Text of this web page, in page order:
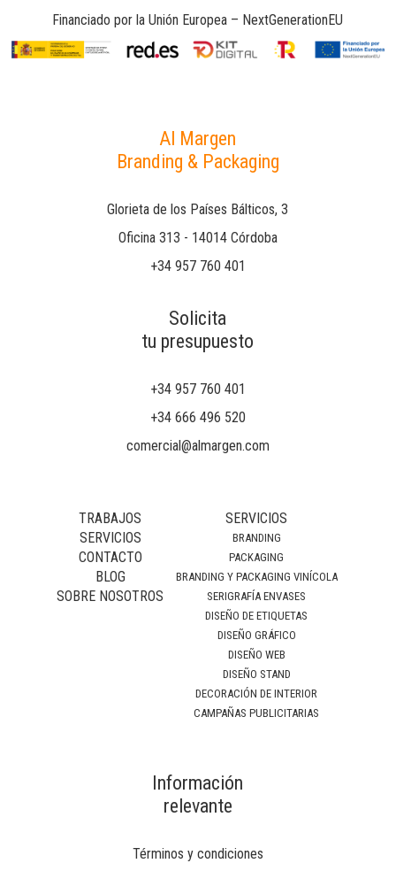
Financiado por la Unión Europea – NextGenerationEU
Al Margen
Branding & Packaging
Glorieta de los Países Bálticos, 3
Oficina 313 - 14014 Córdoba
+34 957 760 401
Solicita
tu presupuesto
+34 957 760 401
+34 666 496 520
comercial@almargen.com
TRABAJOS
SERVICIOS
CONTACTO
BLOG
SOBRE NOSOTROS
SERVICIOS
BRANDING
PACKAGING
BRANDING Y PACKAGING VINÍCOLA
SERIGRAFÍA ENVASES
DISEÑO DE ETIQUETAS
DISEÑO GRÁFICO
DISEÑO WEB
DISEÑO STAND
DECORACIÓN DE INTERIOR
CAMPAÑAS PUBLICITARIAS
Información
relevante
Términos y condiciones